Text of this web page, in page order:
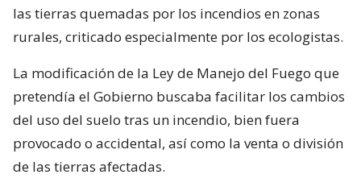
las tierras quemadas por los incendios en zonas
rurales, criticado especialmente por los ecologistas.
La modificación de la Ley de Manejo del Fuego que
pretendía el Gobierno buscaba facilitar los cambios
del uso del suelo tras un incendio, bien fuera
provocado o accidental, así como la venta o división
de las tierras afectadas.